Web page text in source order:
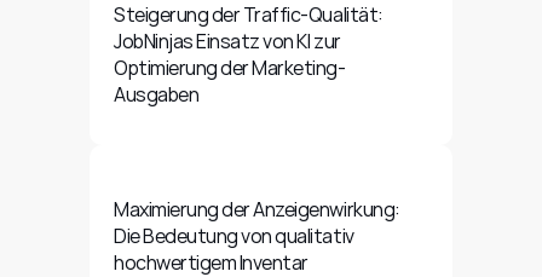
Steigerung der Traffic-Qualität:
JobNinjas Einsatz von KI zur
Optimierung der Marketing-
Ausgaben
Maximierung der Anzeigenwirkung:
Die Bedeutung von qualitativ
hochwertigem Inventar